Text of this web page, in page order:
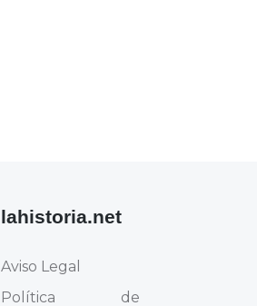
lahistoria.net
Aviso Legal
Política de